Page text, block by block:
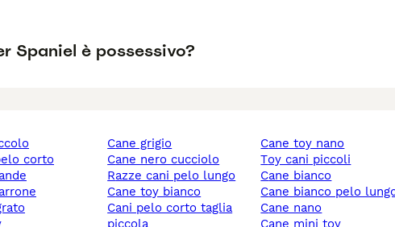
Spaniel è possessivo?
corto
cane grigio
cane nero cucciolo
razze cani pelo lungo
cane toy bianco
cani pelo corto taglia
cane toy nano
toy cani piccoli
cane bianco
cane bianco pelo
cane nano